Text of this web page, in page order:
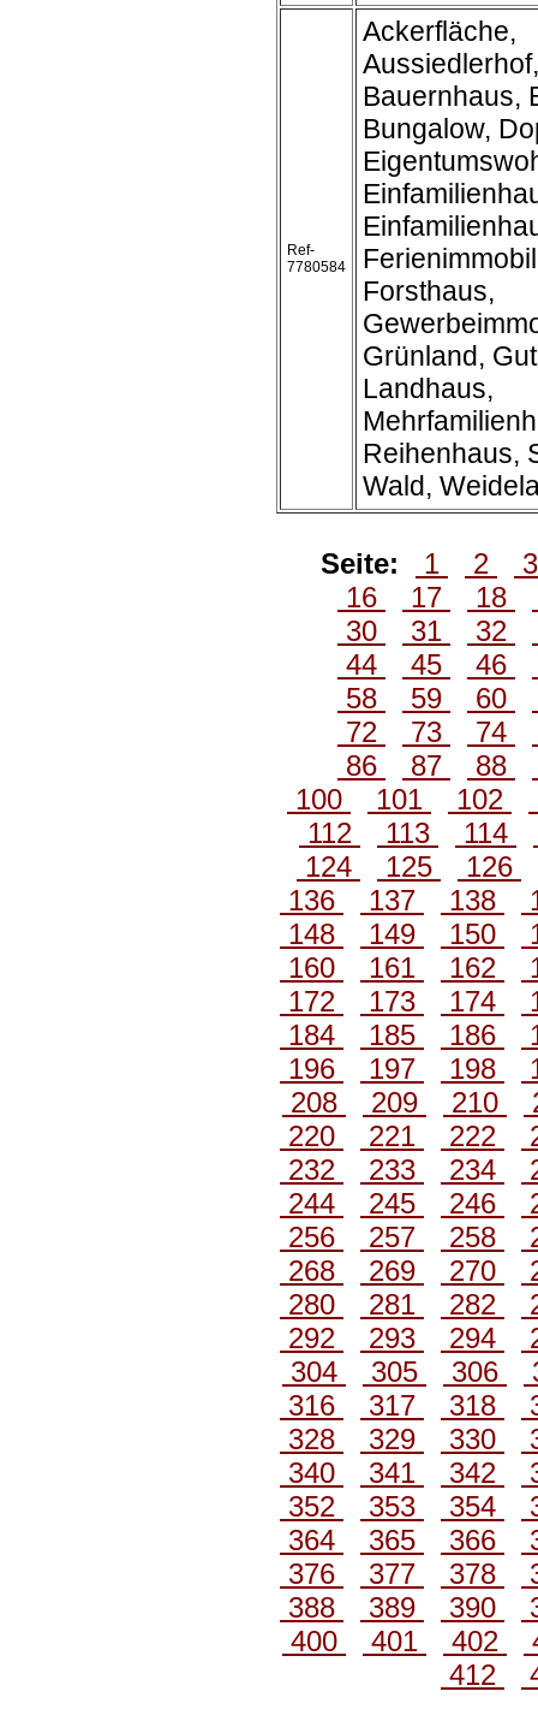
Ref-
7780584
Ackerfläche,
Aussiedlerhof,
Bauernhaus,
Bungalow,
Forsthaus,
Grünland,
Landhaus,
Reihenhaus,
Wald,
Seite: 1 2
16
17 18
30
31 32
44
45 46
58
59 60
72
73 74
86
87 88
100
101 102
112
113 114
124
125
126
136
137 138
148
149 150
160
161 162
172
173 174
184
185 186
196
197 198
208
209 210
220
221 222
232
233 234
244
245 246
256
257 258
268
269 270
280
281 282
292
293 294
304
305 306
316
317 318
328
329 330
340
341 342
352
353 354
364
365 366
376
377 378
388
389 390
400
401 402
412